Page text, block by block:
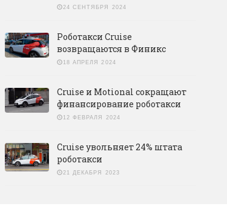
24 СЕНТЯБРЯ 2024
Роботакси Cruise
возвращаются в Финикс
18 АПРЕЛЯ 2024
Cruise и Motional сокращают
финансирование роботакси
12 ФЕВРАЛЯ 2024
Cruise увольняет 24% штата
роботакси
21 ДЕКАБРЯ 2023